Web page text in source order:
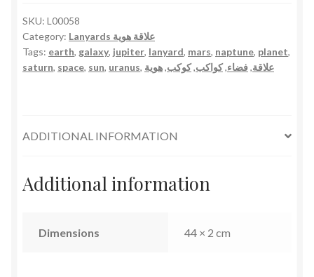
الكواكب
quantity
SKU: L00058
Category:
Lanyards علاقة هوية
Tags: earth, galaxy, jupiter, lanyard, mars, naptune, planet,
saturn, space, sun, uranus, علاقة,فضاء,كواكب,كوكب,هوية
ADDITIONAL INFORMATION
Additional information
Dimensions 44 × 2 cm